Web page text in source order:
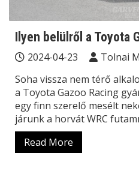
Ilyen belülről a Toyota
2024-04-23 Tolnai
Soha vissza nem térő
a Toyota Gazoo Racing
egy finn szerelő mesélt
járunk a horvát WRC
Read More